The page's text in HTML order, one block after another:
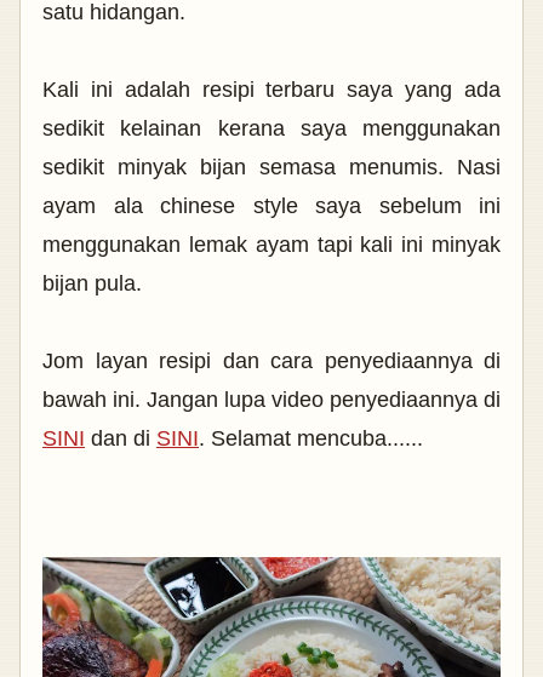
satu hidangan.
Kali ini adalah resipi terbaru saya yang ada
sedikit kelainan kerana saya menggunakan
sedikit minyak bijan semasa menumis. Nasi
ayam ala chinese style saya sebelum ini
menggunakan lemak ayam tapi kali ini minyak
bijan pula.
Jom layan resipi dan cara penyediaannya di
bawah ini. Jangan lupa video penyediaannya di
SINI dan di SINI. Selamat mencuba......